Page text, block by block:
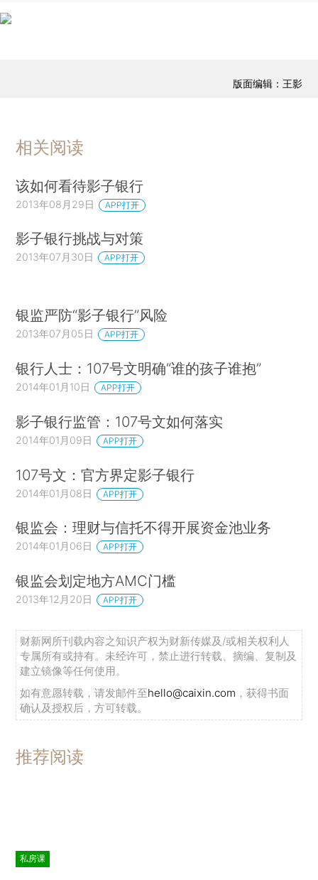
版面编辑：王影
相关阅读
该如何看待影子银行
2013年08月29日 APP打开
影子银行挑战与对策
2013年07月30日 APP打开
银监严防“影子银行”风险
2013年07月05日 APP打开
银行人士：107号文明确“谁的孩子谁抱”
2014年01月10日 APP打开
影子银行监管：107号文如何落实
2014年01月09日 APP打开
107号文：官方界定影子银行
2014年01月08日 APP打开
银监会：理财与信托不得开展资金池业务
2014年01月06日 APP打开
银监会划定地方AMC门槛
2013年12月20日 APP打开
财新网所刊载内容之知识产权为财新传媒及/或相关权利人
专属所有或持有。未经许可，禁止进行转载、摘编、复制及
建立镜像等任何使用。
如有意愿转载，请发邮件至hello@caixin.com ，获得书面
确认及授权后，方可转载。
推荐阅读
私房课